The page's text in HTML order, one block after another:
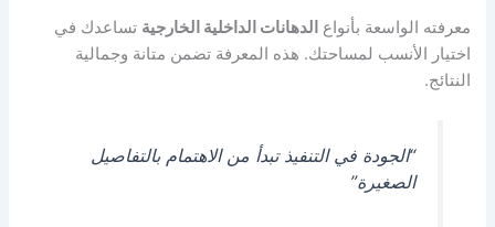
معرفته الواسعة بأنواع الدهانات الداخلية الخارجية تساعدك في
اختيار الأنسب لمساحتك. هذه المعرفة تضمن متانة وجمالية
النتائج.
“الجودة في التنفيذ تبدأ من الاهتمام بالتفاصيل
الصغيرة”